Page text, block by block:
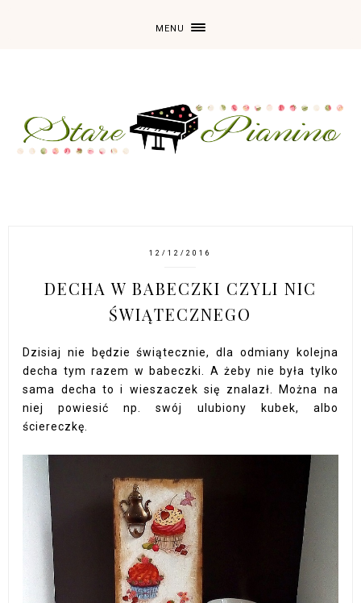
MENU
12/12/2016
DECHA W BABECZKI CZYLI NIC
ŚWIĄTECZNEGO
Dzisiaj nie będzie świątecznie, dla odmiany kolejna
decha tym razem w babeczki. A żeby nie była tylko
sama decha to i wieszaczek się znalazł. Można na
niej powiesić np. swój ulubiony kubek, albo
ściereczkę.